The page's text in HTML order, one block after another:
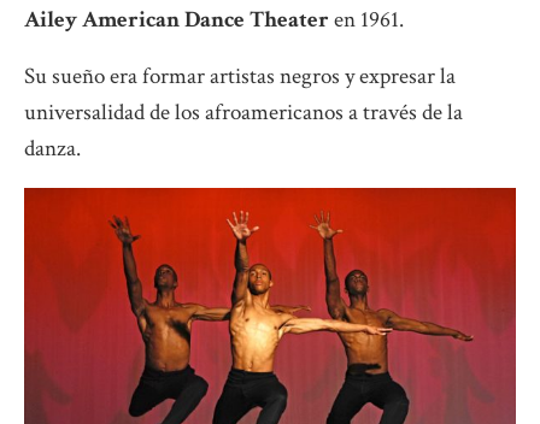
Ailey American Dance Theater en 1961.
Su sueño era formar artistas negros y expresar la
universalidad de los afroamericanos a través de la
danza.